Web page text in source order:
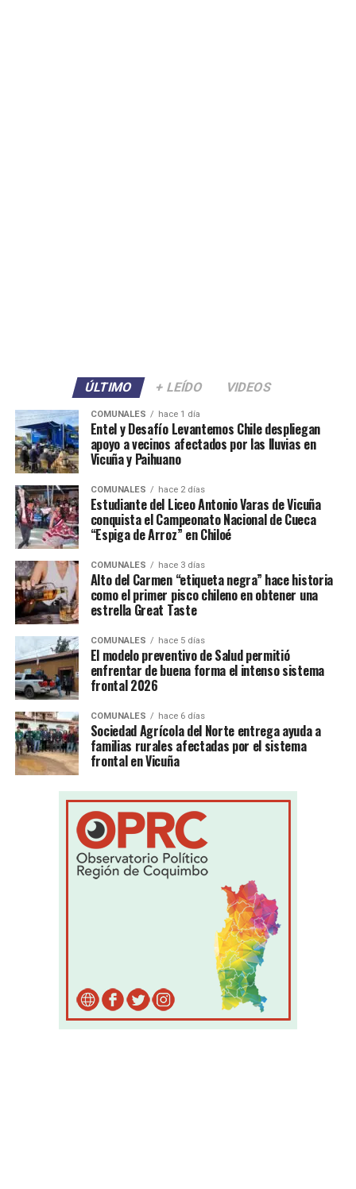
ÚLTIMO + LEÍDO VIDEOS
COMUNALES hace 1 día
Entel y Desafío Levantemos Chile despliegan
apoyo a vecinos afectados por las lluvias en
Vicuña y Paihuano
COMUNALES hace 2 días
Estudiante del Liceo Antonio Varas de Vicuña
conquista el Campeonato Nacional de Cueca
“Espiga de Arroz” en Chiloé
COMUNALES hace 3 días
Alto del Carmen “etiqueta negra” hace historia
como el primer pisco chileno en obtener una
estrella Great Taste
COMUNALES hace 5 días
El modelo preventivo de Salud permitió
enfrentar de buena forma el intenso sistema
frontal 2026
COMUNALES hace 6 días
Sociedad Agrícola del Norte entrega ayuda a
familias rurales afectadas por el sistema
frontal en Vicuña